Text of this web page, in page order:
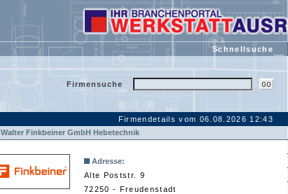
Schnellsuche
Firmensuche
Firmendetails vom 06.08.2026 12:43
Walter Finkbeiner GmbH Hebetechnik
Adresse:
Alte Poststr. 9
72250 - Freudenstadt